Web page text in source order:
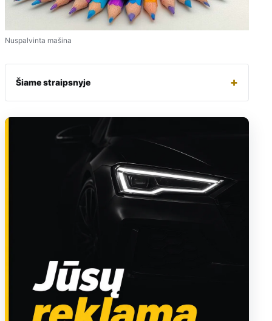
Nuspalvinta mašina
Šiame straipsnyje +